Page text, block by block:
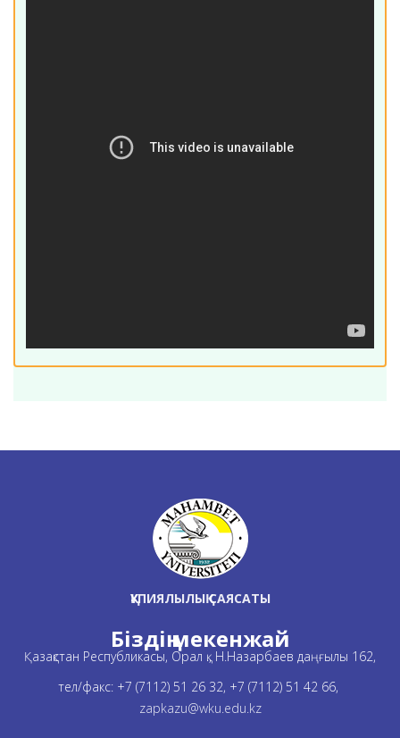
ҚҰПИЯЛЫЛЫҚ САЯСАТЫ
Біздің мекенжай
Қазақстан Республикасы, Орал қ., Н.Назарбаев даңғылы 162,
тел/факс: +7 (7112) 51 26 32, +7 (7112) 51 42 66,
zapkazu@wku.edu.kz